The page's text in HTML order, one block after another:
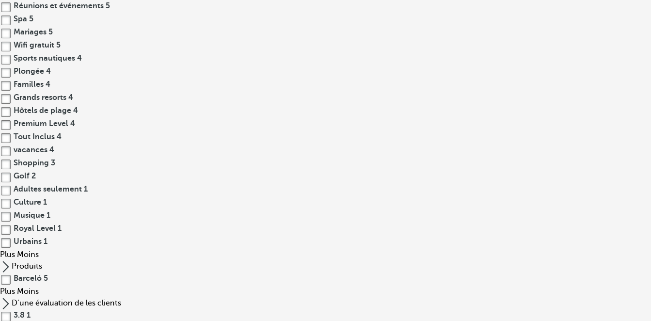
Réunions et événements 5
Spa 5
Mariages 5
Wifi gratuit 5
Sports nautiques 4
Plongée 4
Familles 4
Grands resorts 4
Hôtels de plage 4
Premium Level 4
Tout Inclus 4
vacances 4
Shopping 3
Golf 2
Adultes seulement 1
Culture 1
Musique 1
Royal Level 1
Urbains 1
Plus Moins
Produits
Barceló 5
Plus Moins
D’une évaluation de les clients
3.8 1